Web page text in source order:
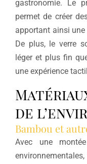
gastronomie. Le
permet de créer
apportant ainsi
De plus, le verre
léger et plus fin
une expérience
de
Bambou et
Avec une